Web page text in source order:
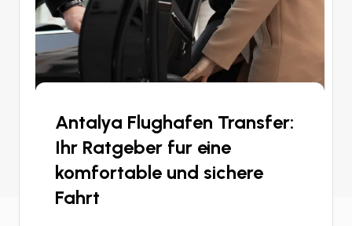
Antalya Flughafen Transfer:
Ihr Ratgeber fur eine
komfortable und sichere
Fahrt